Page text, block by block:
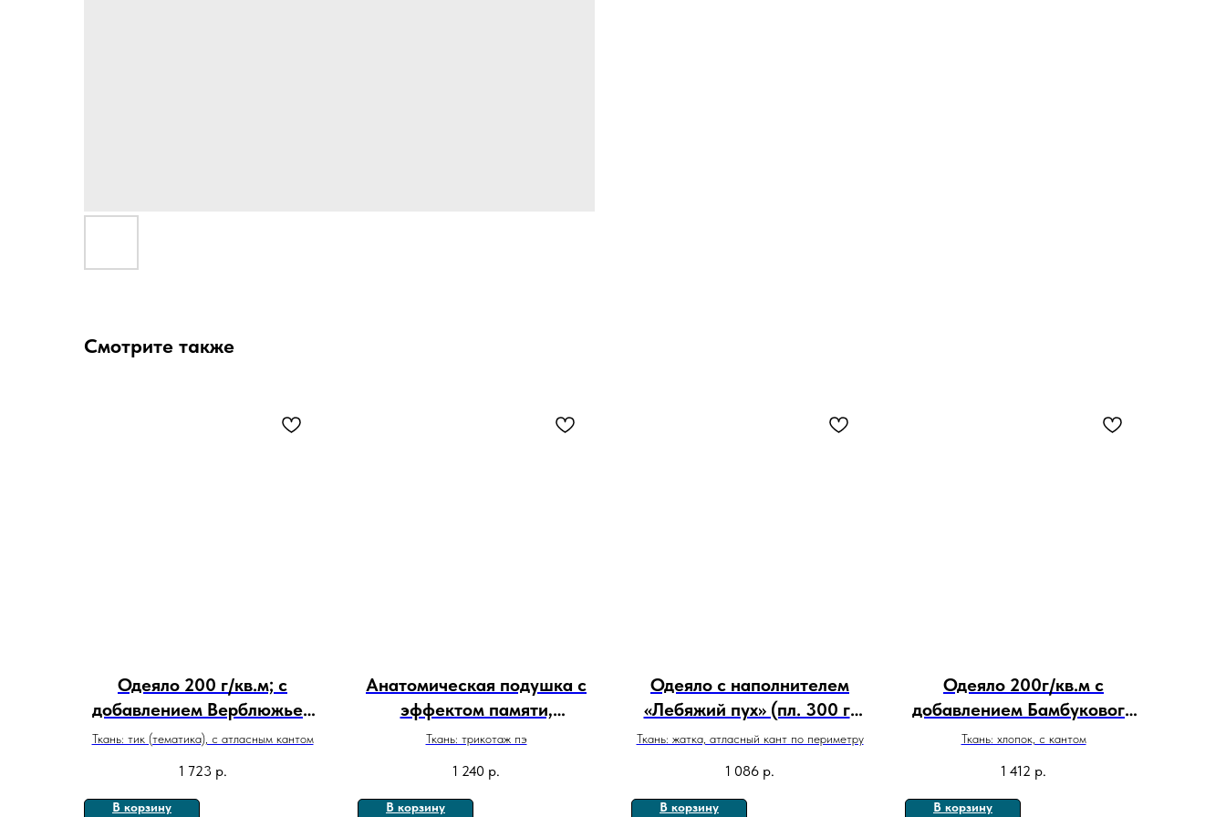
Смотрите также
Одеяло 200 г/кв.м; с
добавлением Верблюжьей
шерсти
Ткань: тик (тематика), с атласным кантом
1 723 р.
В корзину
Анатомическая подушка с
эффектом памяти,
53х34х10см
Ткань: трикотаж пэ
1 240 р.
В корзину
Одеяло с наполнителем
«Лебяжий пух» (пл. 300 г/
кв.м)
Ткань: жатка, атласный кант по периметру
1 086 р.
В корзину
Одеяло 200г/кв.м с
добавлением Бамбукового
волокна - Люкс
Ткань: хлопок, с кантом
1 412 р.
В корзину